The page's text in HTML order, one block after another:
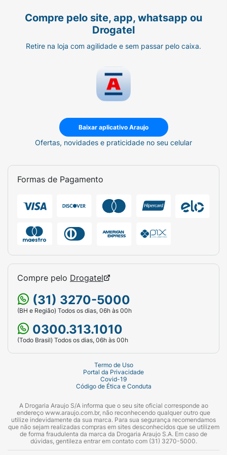
Compre pelo site, app, whatsapp ou
Drogatel
Retire na loja com agilidade e sem passar pelo caixa.
Baixar aplicativo Araujo
Ofertas, novidades e praticidade no seu celular
Formas de Pagamento
Compre pelo Drogatel
(31) 3270-5000
(BH e Região) Todos os dias, 06h às 00h
0300.313.1010
(Todo Brasil) Todos os dias, 06h às 00h
Termo de Uso
Portal da Privacidade
Covid-19
Código de Ética e Conduta
A Drogaria Araujo S/A informa que o seu site oficial corresponde ao
endereço www.araujo.com.br, não reconhecendo qualquer outro que
utilize indevidamente da sua marca. Para sua segurança recomendamos
que não sejam realizadas compras em sites desconhecidos que se utilizem
de forma fraudulenta da marca da Drogaria Araujo S.A. Em caso de
dúvidas, gentileza entrar em contato com (31) 3270-5000.